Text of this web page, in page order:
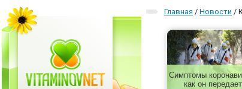
Главная / Новости /
Симптомы
как он